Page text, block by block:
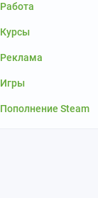
Работа
Курсы
Реклама
Игры
Пополнение Steam